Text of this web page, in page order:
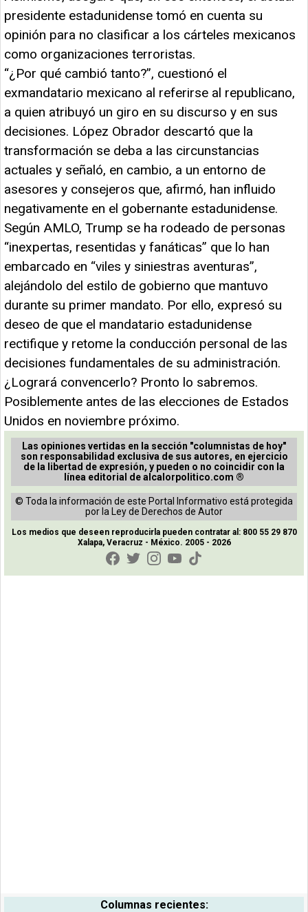
presidente estadunidense tomó en cuenta su
opinión para no clasificar a los cárteles mexicanos
como organizaciones terroristas.
“¿Por qué cambió tanto?”, cuestionó el
exmandatario mexicano al referirse al republicano,
a quien atribuyó un giro en su discurso y en sus
decisiones. López Obrador descartó que la
transformación se deba a las circunstancias
actuales y señaló, en cambio, a un entorno de
asesores y consejeros que, afirmó, han influido
negativamente en el gobernante estadunidense.
Según AMLO, Trump se ha rodeado de personas
“inexpertas, resentidas y fanáticas” que lo han
embarcado en “viles y siniestras aventuras”,
alejándolo del estilo de gobierno que mantuvo
durante su primer mandato. Por ello, expresó su
deseo de que el mandatario estadunidense
rectifique y retome la conducción personal de las
decisiones fundamentales de su administración.
¿Logrará convencerlo? Pronto lo sabremos.
Posiblemente antes de las elecciones de Estados
Unidos en noviembre próximo.
Las opiniones vertidas en la sección "columnistas de hoy"
son responsabilidad exclusiva de sus autores, en ejercicio
de la libertad de expresión, y pueden o no coincidir con la
línea editorial de alcalorpolitico.com ®
© Toda la información de este Portal Informativo está protegida
por la Ley de Derechos de Autor
Los medios que deseen reproducirla pueden contratar al: 800 55 29 870
Xalapa, Veracruz - México. 2005 - 2026
Columnas recientes: